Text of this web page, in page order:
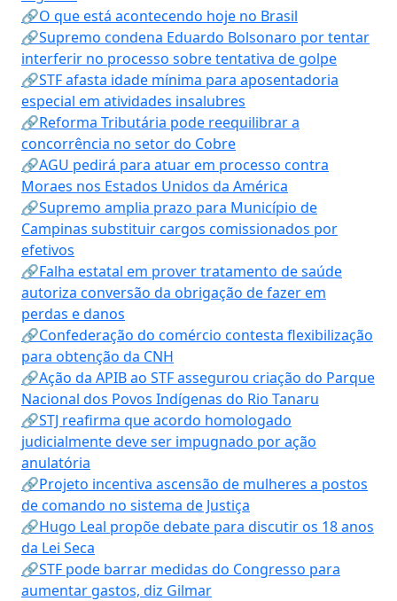
🔗O que está acontecendo hoje no Brasil
🔗Supremo condena Eduardo Bolsonaro por tentar
interferir no processo sobre tentativa de golpe
🔗STF afasta idade mínima para aposentadoria
especial em atividades insalubres
🔗Reforma Tributária pode reequilibrar a
concorrência no setor do Cobre
🔗AGU pedirá para atuar em processo contra
Moraes nos Estados Unidos da América
🔗Supremo amplia prazo para Município de
Campinas substituir cargos comissionados por
efetivos
🔗Falha estatal em prover tratamento de saúde
autoriza conversão da obrigação de fazer em
perdas e danos
🔗Confederação do comércio contesta flexibilização
para obtenção da CNH
🔗Ação da APIB ao STF assegurou criação do Parque
Nacional dos Povos Indígenas do Rio Tanaru
🔗STJ reafirma que acordo homologado
judicialmente deve ser impugnado por ação
anulatória
🔗Projeto incentiva ascensão de mulheres a postos
de comando no sistema de Justiça
🔗Hugo Leal propõe debate para discutir os 18 anos
da Lei Seca
🔗STF pode barrar medidas do Congresso para
aumentar gastos, diz Gilmar